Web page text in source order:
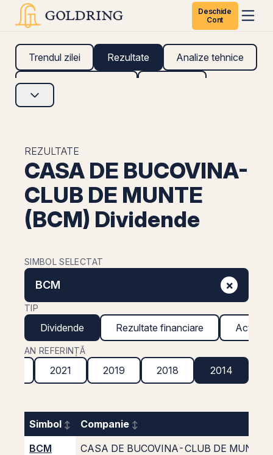
Deschide
Cont
Trendul zilei Rezultate Analize tehnice
Analize fundamentale
REZULTATE
CASA DE BUCOVINA-
CLUB DE MUNTE
(BCM) Dividende
SIMBOL SELECTAT
BCM ×
TIP
Dividende Rezultate financiare Acțiuni
AN REFERINȚĂ
2021 2019 2018 2014
Simbol
Companie
BCM
CASA DE BUCOVINA-CLUB DE MUNTE